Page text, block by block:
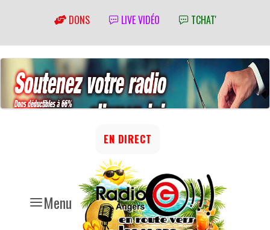
DONS LIVE VIDÉO TCHAT'
Menu
EN DIRECT